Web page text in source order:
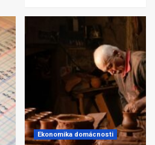
Ekonomika domácnosti